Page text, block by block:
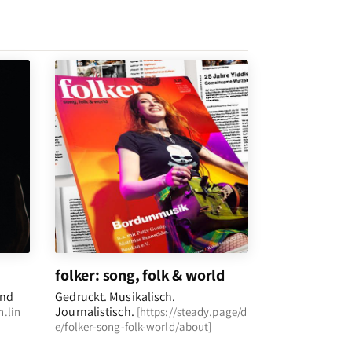
folker: song, folk & world
Gedruckt. Musikalisch.
Journalistisch. [https://steady.page/d
e/folker-song-folk-world/about]